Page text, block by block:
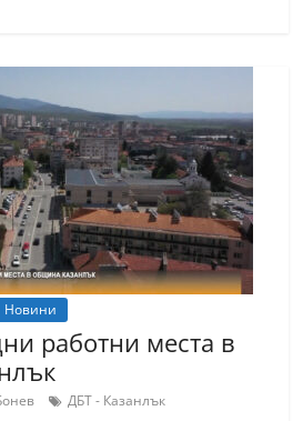
Новини
работни места в
ДБТ - Казанлък